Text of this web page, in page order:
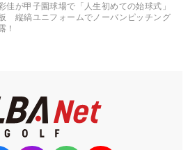
佳が甲子園球場で「人生初めての始球式」
縦縞ユニフォームでノーバンピッチング
！